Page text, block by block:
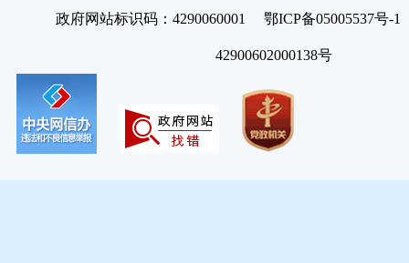
政府网站标识码：4290060001 鄂ICP备05005537号
42900602000138号